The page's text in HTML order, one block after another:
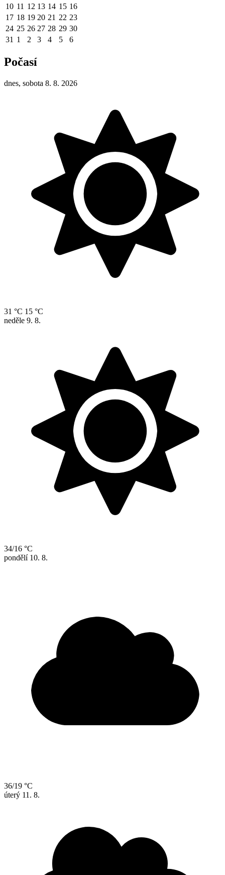
10 11 12 13 14 15 16
17 18 19 20 21 22 23
24 25 26 27 28 29 30
31 1 2 3 4 5 6
Počasí
dnes, sobota 8. 8. 2026
31 °C 15 °C
neděle 9. 8.
34/16 °C
pondělí 10. 8.
36/19 °C
úterý 11. 8.